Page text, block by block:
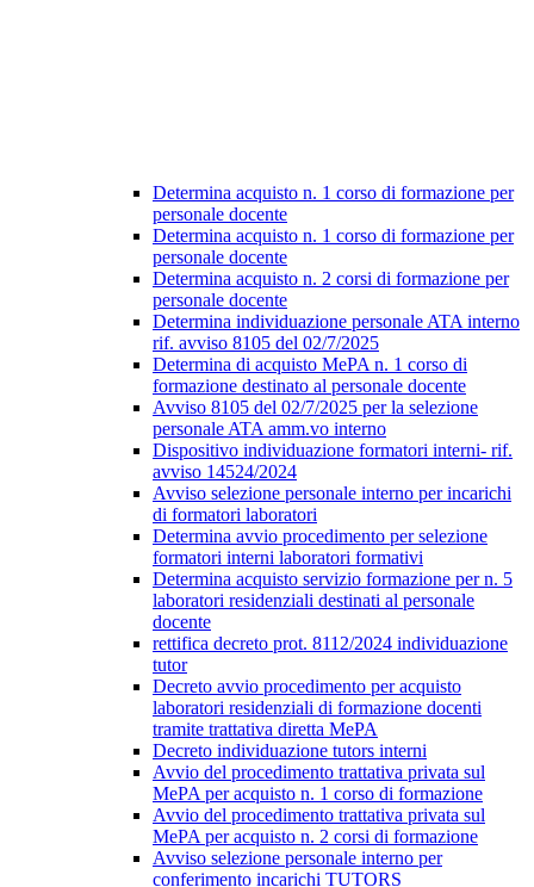
Determina acquisto n. 1 corso di formazione per
personale docente
Determina acquisto n. 1 corso di formazione per
personale docente
Determina acquisto n. 2 corsi di formazione per
personale docente
Determina individuazione personale ATA interno
rif. avviso 8105 del 02/7/2025
Determina di acquisto MePA n. 1 corso di
formazione destinato al personale docente
Avviso 8105 del 02/7/2025 per la selezione
personale ATA amm.vo interno
Dispositivo individuazione formatori interni- rif.
avviso 14524/2024
Avviso selezione personale interno per incarichi
di formatori laboratori
Determina avvio procedimento per selezione
formatori interni laboratori formativi
Determina acquisto servizio formazione per n. 5
laboratori residenziali destinati al personale
docente
rettifica decreto prot. 8112/2024 individuazione
tutor
Decreto avvio procedimento per acquisto
laboratori residenziali di formazione docenti
tramite trattativa diretta MePA
Decreto individuazione tutors interni
Avvio del procedimento trattativa privata sul
MePA per acquisto n. 1 corso di formazione
Avvio del procedimento trattativa privata sul
MePA per acquisto n. 2 corsi di formazione
Avviso selezione personale interno per
conferimento incarichi TUTORS